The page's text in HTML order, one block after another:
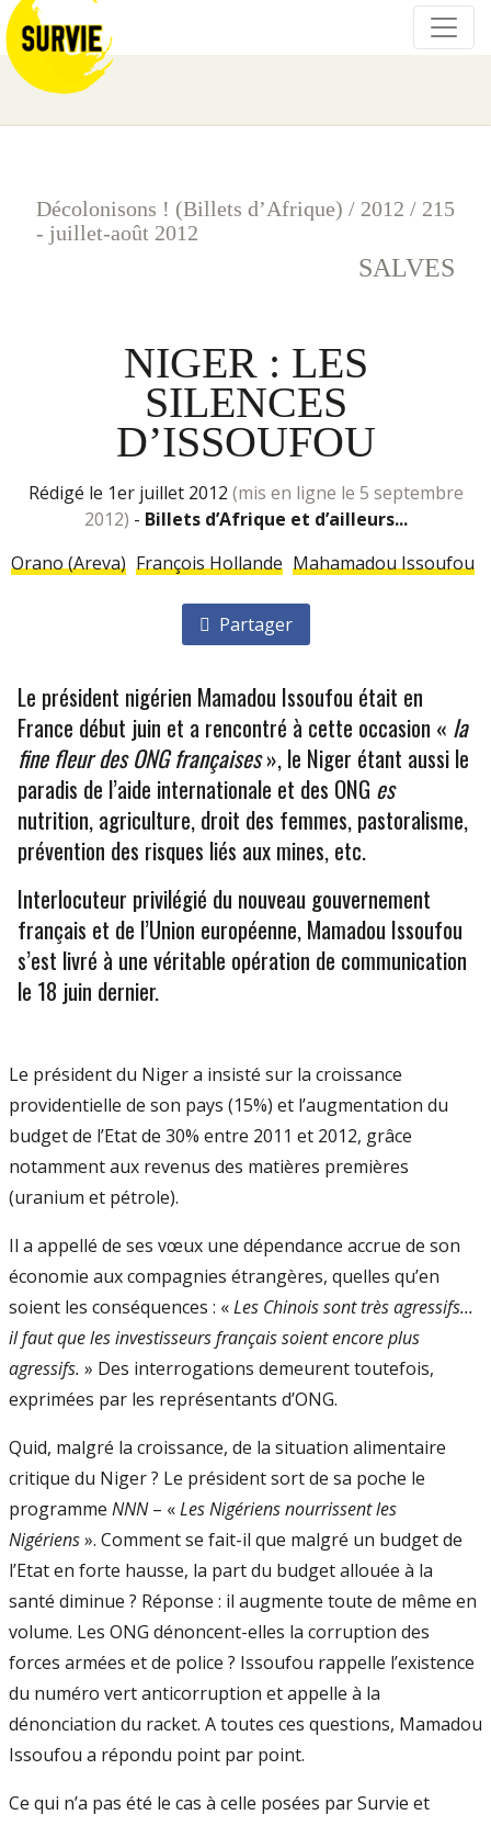
Décolonisons ! (Billets d’Afrique) / 2012 / 215
- juillet-août 2012
SALVES
NIGER : LES
SILENCES
D’ISSOUFOU
rédigé le 1er juillet 2012 (mis en ligne le 5 septembre
2012) - Billets d’Afrique et d’ailleurs...
Orano (Areva) François Hollande Mahamadou Issou­fou
Partager
Le président nigérien Mamadou Issoufou était en
France début juin et a rencontré à cette occasion « la
fine fleur des ONG françaises», le Niger étant aussi le
paradis de l’aide internationale et des ONG es
nutrition, agriculture, droit des femmes, pastoralisme,
prévention des risques liés aux mines, etc.
Interlocuteur privilégié du nouveau gouvernement
français et de l’Union européenne, Mamadou Issoufou
s’est livré à une véritable opération de communication
le 18 juin dernier.
Le président du Niger a insisté sur la croissance
providentielle de son pays (15%) et l’augmentation du
budget de l’Etat de 30% entre 2011 et 2012, grâce
notamment aux revenus des matières premières
(uranium et pétrole).
Il a appellé de ses vœux une dépendance accrue de son
économie aux compagnies étrangères, quelles qu’en
soient les conséquences : «Les Chinois sont très agressifs...
il faut que les investisseurs français soient encore plus
agressifs. » Des interrogations demeurent toutefois,
exprimées par les représentants d’ONG.
Quid, malgré la croissance, de la situation alimentaire
critique du Niger ? Le président sort de sa poche le
programme NNN– «Les Nigériens nourrissent les
Nigériens». Comment se fait-il que malgré un budget de
l’Etat en forte hausse, la part du budget allouée à la
santé diminue ? Réponse : il augmente toute de même en
volume. Les ONG dénoncent-elles la corruption des
forces armées et de police ? Issoufou rappelle l’existence
du numéro vert anticorruption et appelle à la
dénonciation du racket. A toutes ces questions, Mamadou
Issoufou a répondu point par point.
Ce qui n’a pas été le cas à celle posées par Survie et